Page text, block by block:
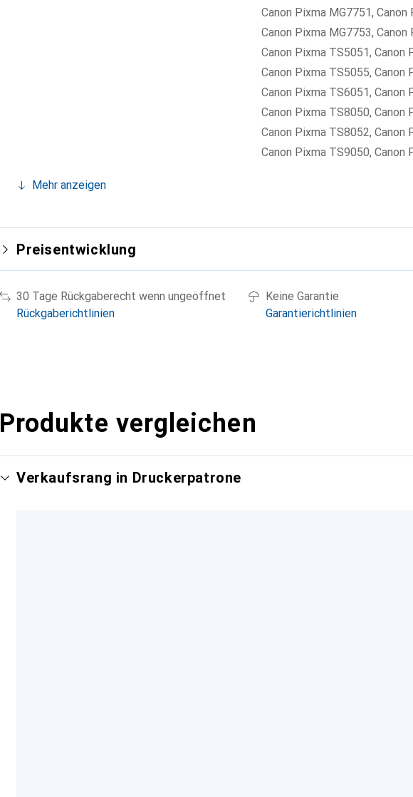
Canon Pixma MG7751, Canon
Canon Pixma MG7753, Canon
Canon Pixma TS5051, Canon
Canon Pixma TS5055, Canon
Canon Pixma TS6051, Canon
Canon Pixma TS8050, Canon
Canon Pixma TS8052, Canon
Canon Pixma TS9050, Canon
Mehr anzeigen
Preisentwicklung
30 Tage Rückgaberecht wenn ungeöffnet
Rückgaberichtlinien
Keine Garantie
Garantierichtlinien
Produkte vergleichen
Verkaufsrang in Druckerpatrone